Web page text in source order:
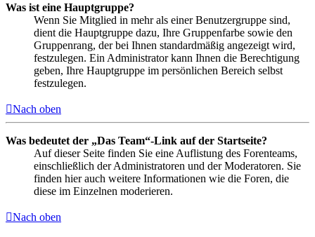
Was ist eine Hauptgruppe?
Wenn Sie Mitglied in mehr als einer Benutzergruppe sind,
dient die Hauptgruppe dazu, Ihre Gruppenfarbe sowie den
Gruppenrang, der bei Ihnen standardmäßig angezeigt wird,
festzulegen. Ein Administrator kann Ihnen die Berechtigung
geben, Ihre Hauptgruppe im persönlichen Bereich selbst
festzulegen.
Nach oben
Was bedeutet der „Das Team“-Link auf der Startseite?
Auf dieser Seite finden Sie eine Auflistung des Forenteams,
einschließlich der Administratoren und der Moderatoren. Sie
finden hier auch weitere Informationen wie die Foren, die
diese im Einzelnen moderieren.
Nach oben